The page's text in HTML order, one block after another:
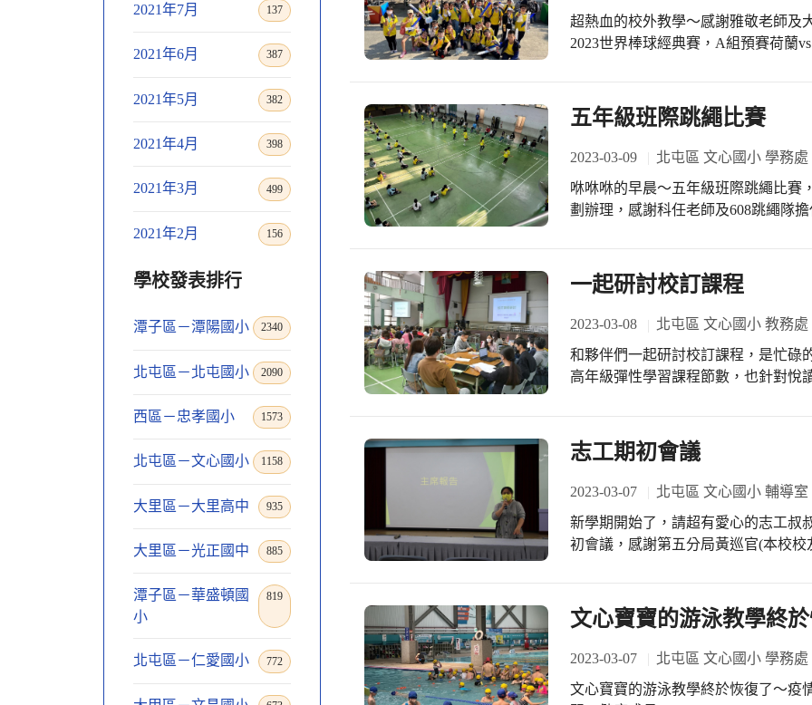
2021年7月 137
2021年6月 387
2021年5月 382
2021年4月 398
2021年3月 499
2021年2月 156
學校發表排行
潭子區－潭陽國小 2340
北屯區－北屯國小 2090
西區－忠孝國小 1573
北屯區－文心國小 1158
大里區－大里高中 935
大里區－光正國中 885
潭子區－華盛頓國
小
819
北屯區－仁愛國小 772
超熱血的校外教學～感謝雅敬老師及
2023世界棒球經典賽，A組預賽荷蘭
五年級班際跳繩比賽
2023-03-09 北屯區 文心國小 學務處
咻咻咻的早晨～五年級班際跳繩比賽
劃辦理，感謝科任老師及608跳繩隊
一起研討校訂課程
2023-03-08 北屯區 文心國小 教務處
和夥伴們一起研討校訂課程，是忙碌
高年級彈性學習課程節數，也針對悅
王節快樂
志工期初會議
2023-03-07 北屯區 文心國小 輔導室
新學期開始了，請超有愛心的志工叔
初會議，感謝第五分局黃巡官(本校
文心寶寶的游泳教學終
2023-03-07 北屯區 文心國小 學務處
文心寶寶的游泳教學終於恢復了～疫